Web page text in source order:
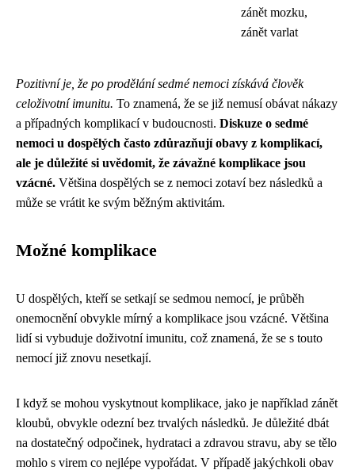
zánět mozku,
zánět varlat
Pozitivní je, že po prodělání sedmé nemoci získává člověk
celoživotní imunitu. To znamená, že se již nemusí obávat nákazy
a případných komplikací v budoucnosti. Diskuze o sedmé
nemoci u dospělých často zdůrazňují obavy z komplikací,
ale je důležité si uvědomit, že závažné komplikace jsou
vzácné. Většina dospělých se z nemoci zotaví bez následků a
může se vrátit ke svým běžným aktivitám.
Možné komplikace
U dospělých, kteří se setkají se sedmou nemocí, je průběh
onemocnění obvykle mírný a komplikace jsou vzácné. Většina
lidí si vybuduje doživotní imunitu, což znamená, že se s touto
nemocí již znovu nesetkají.
I když se mohou vyskytnout komplikace, jako je například zánět
kloubů, obvykle odezní bez trvalých následků. Je důležité dbát
na dostatečný odpočinek, hydrataci a zdravou stravu, aby se tělo
mohlo s virem co nejlépe vypořádat. V případě jakýchkoli obav